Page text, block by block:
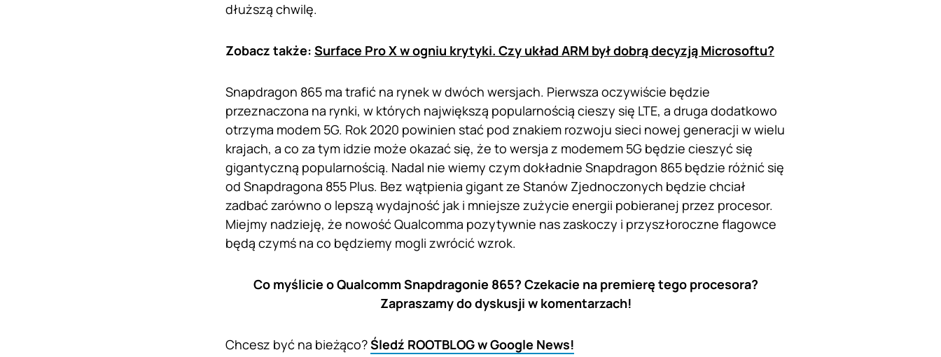
dłuższą chwilę.
Zobacz także: Surface Pro X w ogniu krytyki. Czy układ ARM był dobrą decyzją Microsoftu?
Snapdragon 865 ma trafić na rynek w dwóch wersjach. Pierwsza oczywiście będzie
przeznaczona na rynki, w których największą popularnością cieszy się LTE, a druga dodatkowo
otrzyma modem 5G. Rok 2020 powinien stać pod znakiem rozwoju sieci nowej generacji w wielu
krajach, a co za tym idzie może okazać się, że to wersja z modemem 5G będzie cieszyć się
gigantyczną popularnością. Nadal nie wiemy czym dokładnie Snapdragon 865 będzie różnić się
od Snapdragona 855 Plus. Bez wątpienia gigant ze Stanów Zjednoczonych będzie chciał
zadbać zarówno o lepszą wydajność jak i mniejsze zużycie energii pobieranej przez procesor.
Miejmy nadzieję, że nowość Qualcomma pozytywnie nas zaskoczy i przyszłoroczne flagowce
będą czymś na co będziemy mogli zwrócić wzrok.
Co myślicie o Qualcomm Snapdragonie 865? Czekacie na premierę tego procesora?
Zapraszamy do dyskusji w komentarzach!
Chcesz być na bieżąco?Śledź ROOTBLOG w Google News!